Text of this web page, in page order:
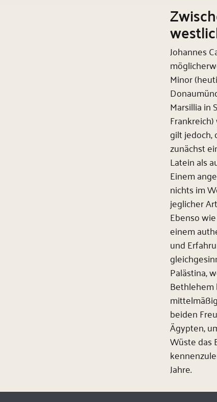
Johannes
Minor
Marsillia in
gilt jedoch,
zunächst
Latein als
Einem
nichts im
jeglicher
Ebenso
einem
und
Palästina,
Bethlehem
beiden
Ägypten,
Wüste das
Jahre.